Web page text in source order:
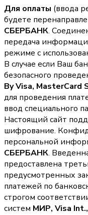
Для оплаты (ввода
будете
СБЕРБАНК.
передача
режиме с
В случае если Ваш
безопасного
By Visa, MasterCard
для проведения
ввод специального
Настоящий сайт
шифрование.
персональной
СБЕРБАНК.
предоставлена
предусмотренных
платежей по
строгом
систем МИР, Visa